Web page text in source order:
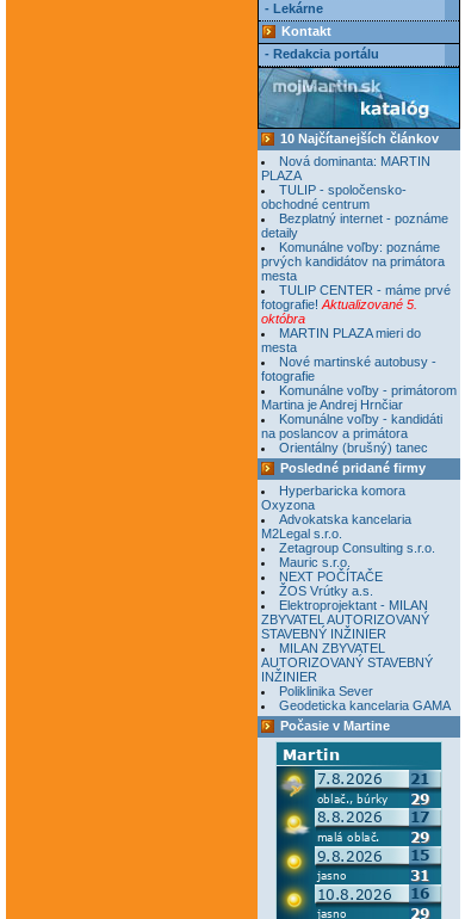
- Lekárne
Kontakt
- Redakcia portálu
10 Najčítanejších článkov
Nová dominanta: MARTIN
PLAZA
TULIP - spoločensko-
obchodné centrum
Bezplatný internet - poznáme
detaily
Komunálne voľby: poznáme
prvých kandidátov na primátora
mesta
TULIP CENTER - máme prvé
fotografie! Aktualizované 5.
októbra
MARTIN PLAZA mieri do
mesta
Nové martinské autobusy -
fotografie
Komunálne voľby - primátorom
Martina je Andrej Hrnčiar
Komunálne voľby - kandidáti
na poslancov a primátora
Orientálny (brušný) tanec
Posledné pridané firmy
Hyperbaricka komora
Oxyzona
Advokatska kancelaria
M2Legal s.r.o.
Zetagroup Consulting s.r.o.
Mauric s.r.o.
NEXT POČÍTAČE
ŽOS Vrútky a.s.
Elektroprojektant - MILAN
ZBYVATEL AUTORIZOVANÝ
STAVEBNÝ INŽINIER
MILAN ZBYVATEL
AUTORIZOVANÝ STAVEBNÝ
INŽINIER
Poliklinika Sever
Geodeticka kancelaria GAMA
Počasie v Martine